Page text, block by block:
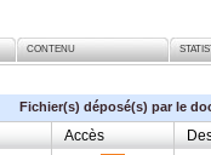
CONTENU
Fichier(s) déposé(s) par le
Accès